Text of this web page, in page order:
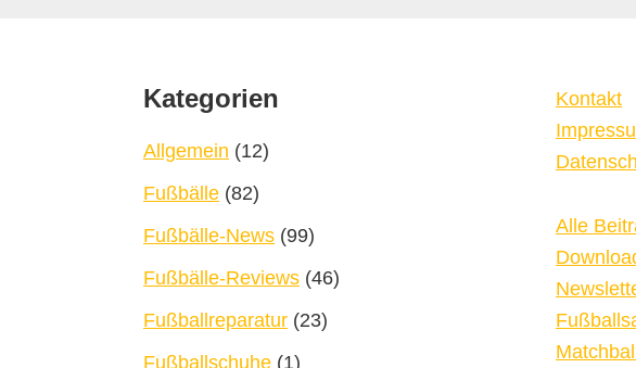
Kategorien
Allgemein (12)
Fußbälle (82)
Fußbälle-News (99)
Fußbälle-Reviews (46)
Fußballreparatur (23)
Fußballschuhe (1)
Kontakt
Alle